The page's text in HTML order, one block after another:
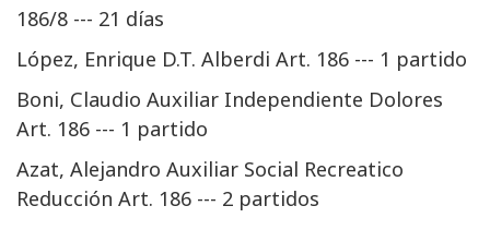
186/8 --- 21 días
López, Enrique D.T. Alberdi Art. 186 --- 1 partido
Boni, Claudio Auxiliar Independiente Dolores
Art. 186 --- 1 partido
Azat, Alejandro Auxiliar Social Recreatico
Reducción Art. 186 --- 2 partidos